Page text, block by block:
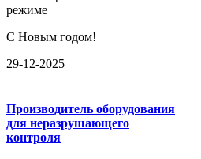
режиме
С Новым годом!
29-12-2025
Производитель оборудования
для неразрушающего
контроля